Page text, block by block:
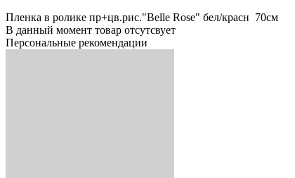
Пленка в ролике пр+цв.рис."Belle Rose" бел/красн 70см
В данный момент товар отсутсвует
Персональные рекомендации